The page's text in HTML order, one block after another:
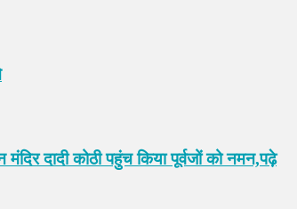
दादी कोठी पहुंच किया पूर्वजों को नमन,पढ़े